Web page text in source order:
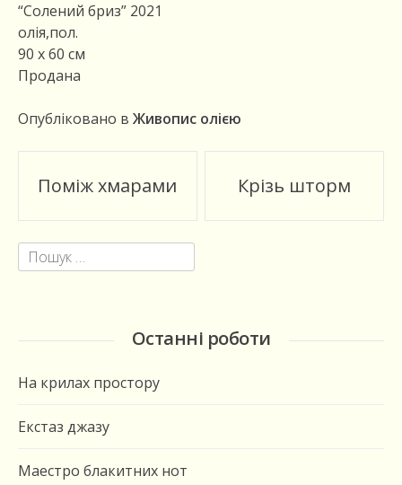
“Солений бриз” 2021
олія,пол.
90 х 60 см
Продана
Опубліковано в Живопис олією
Пост
навигации
Поміж хмарами Крізь шторм
Пошук:
Останні роботи
На крилах простору
Екстаз джазу
Маестро блакитних нот